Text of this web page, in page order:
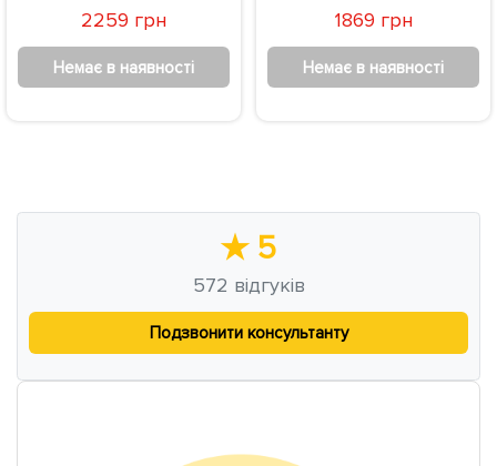
2259 грн
Немає в наявності
1869 грн
Немає в наявності
★ 5
572 відгуків
Подзвонити консультанту